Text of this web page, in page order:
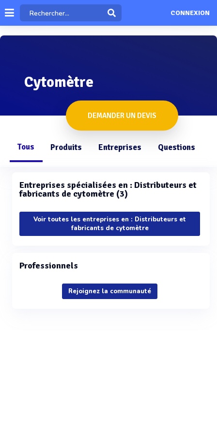
CONNEXION
Cytomètre
DEMANDER UN DEVIS
Tous Produits Entreprises Questions
Entreprises spécialisées en : Distributeurs et
fabricants de cytomètre (3)
Voir toutes les entreprises en : Distributeurs et
fabricants de cytomètre
Professionnels
Rejoignez la communauté